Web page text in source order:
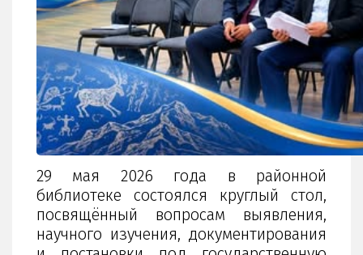
29 мая 2026 года в районной
библиотеке состоялся круглый стол,
посвящённый вопросам выявления,
научного изучения, документирования